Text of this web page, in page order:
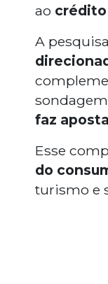
ao
A
faz
Esse
do
turismo e